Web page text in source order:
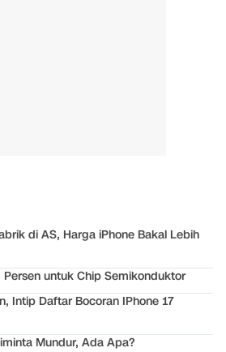
di AS, Harga iPhone Bakal Lebih
untuk Chip Semikonduktor
Intip Daftar Bocoran IPhone 17
Mundur, Ada Apa?